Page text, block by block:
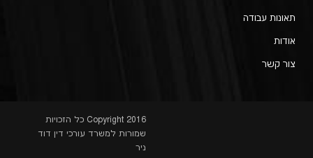
תאונות עבודה
אודות
צור קשר
Copyright 2016 כל הזכויות
שמורות למשרד עורכי דין דוד
ניר